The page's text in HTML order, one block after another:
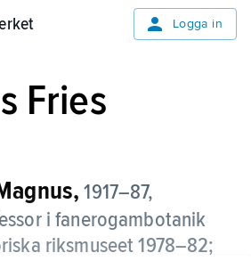
Logga in
Fries
1917–87,
i fanerogambotanik
riksmuseet 1978–82;